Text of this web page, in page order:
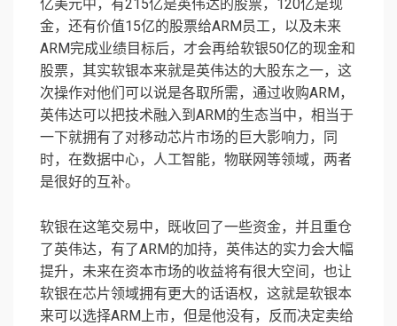
亿美元中，有215亿是英伟达的股票，120亿是现
金，还有价值15亿的股票给ARM员工，以及未来
ARM完成业绩目标后，才会再给软银50亿的现金和
股票，其实软银本来就是英伟达的大股东之一，这
次操作对他们可以说是各取所需，通过收购ARM，
英伟达可以把技术融入到ARM的生态当中，相当于
一下就拥有了对移动芯片市场的巨大影响力，同
时，在数据中心，人工智能，物联网等领域，两者
是很好的互补。
软银在这笔交易中，既收回了一些资金，并且重仓
了英伟达，有了ARM的加持，英伟达的实力会大幅
提升，未来在资本市场的收益将有很大空间，也让
软银在芯片领域拥有更大的话语权，这就是软银本
来可以选择ARM上市，但是他没有，反而决定卖给